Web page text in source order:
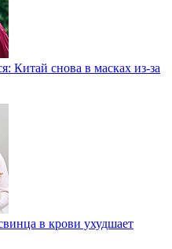
Китай снова в масках из-за
в крови ухудшает